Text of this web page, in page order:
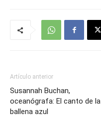
Artículo anterior
Susannah Buchan,
oceanógrafa: El canto de la
ballena azul